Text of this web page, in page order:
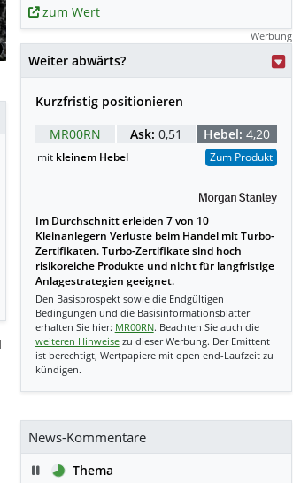
Inhalte teilweise mit KI erstellt.
zum Wert
Werbung
Weiter abwärts?
Kurzfristig positionieren
MR00RN
Ask: 0,51 Hebel: 4,20
mit kleinem Hebel Zum Produkt
Im Durchschnitt erleiden 7 von 10
Kleinanlegern Verluste beim Handel mit Turbo-
Zertifikaten. Turbo-Zertifikate sind hoch
risikoreiche Produkte und nicht für langfristige
Anlagestrategien geeignet.
Den Basisprospekt sowie die Endgültigen
Bedingungen und die Basisinformationsblätter
erhalten Sie hier: MR00RN. Beachten Sie auch die
weiteren Hinweisezu dieser Werbung. Der Emittent
ist berechtigt, Wertpapiere mit open end-Laufzeit zu
kündigen.
News-Kommentare
PauseThema